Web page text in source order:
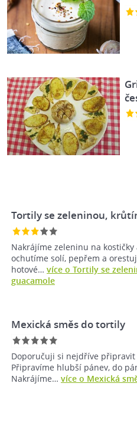
Tortily se zeleninou,
Nakrájíme zeleninu na
ochutíme solí, pepřem a
hotové… více o Tortily se
guacamole
Mexická směs do tortily
Doporučuji si nejdříve
Připravíme hlubší pánev, do
Nakrájíme… více o Mexická